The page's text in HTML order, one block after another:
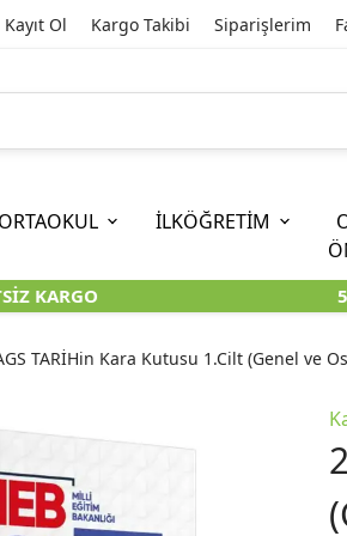
Kayıt Ol Kargo Takibi Siparişlerim
11. SINIF
KARA KUTU KİTAPLARI
EĞİTİM BİLİMLERİ
KARA KUTU KİTAPLARI
ORTAOKUL
6.
KARA
İLKÖĞRETİM
KARGO
TARİHin Kara Kutusu 1.Cilt (Genel ve